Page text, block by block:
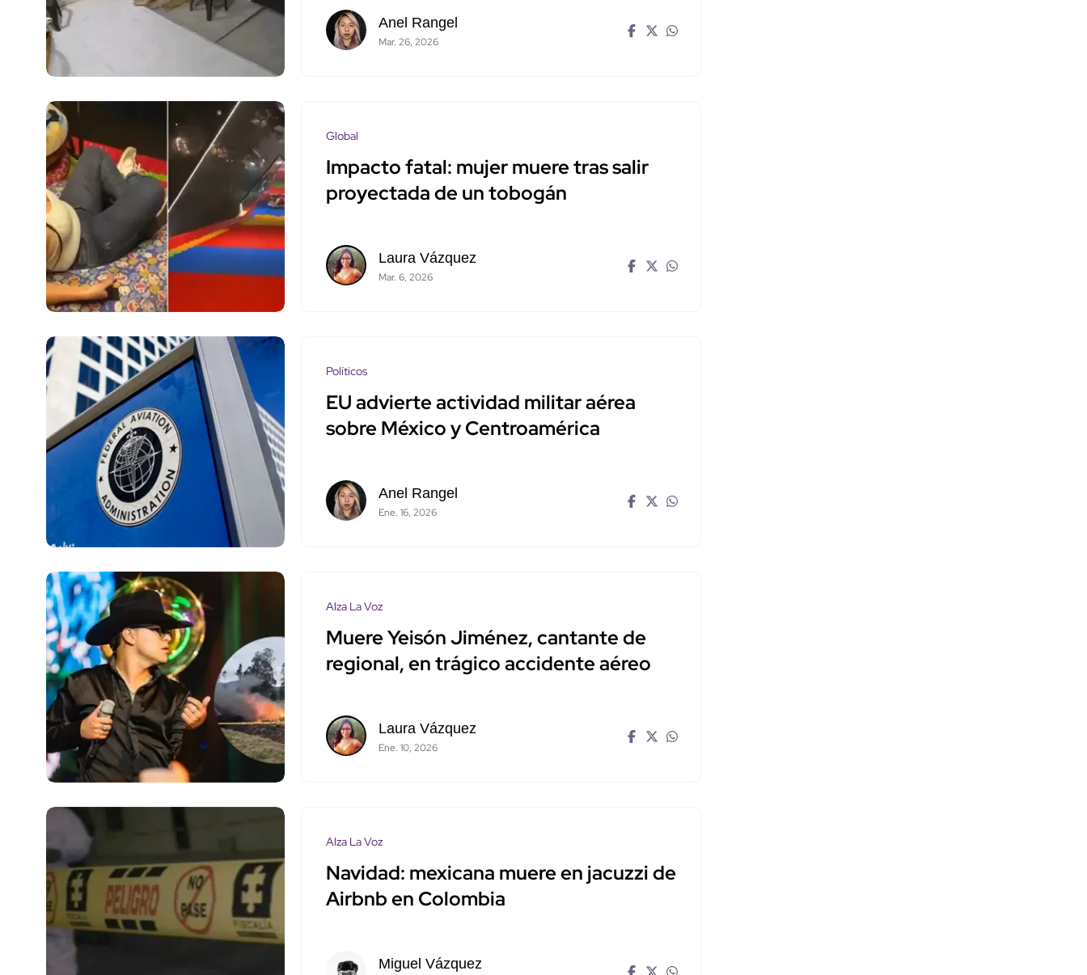
Anel Rangel
Mar. 26, 2026
Global
Impacto fatal: mujer muere tras salir
proyectada de un tobogán
Laura Vázquez
Mar. 6, 2026
Políticos
EU advierte actividad militar aérea
sobre México y Centroamérica
Anel Rangel
Ene. 16, 2026
Alza La Voz
Muere Yeisón Jiménez, cantante de
regional, en trágico accidente aéreo
Laura Vázquez
Ene. 10, 2026
Alza La Voz
Navidad: mexicana muere en jacuzzi de
Airbnb en Colombia
Miguel Vázquez